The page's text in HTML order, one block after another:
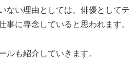
ない理由としては、俳優としてテ
事に専念していると思われます。
ルも紹介していきます。